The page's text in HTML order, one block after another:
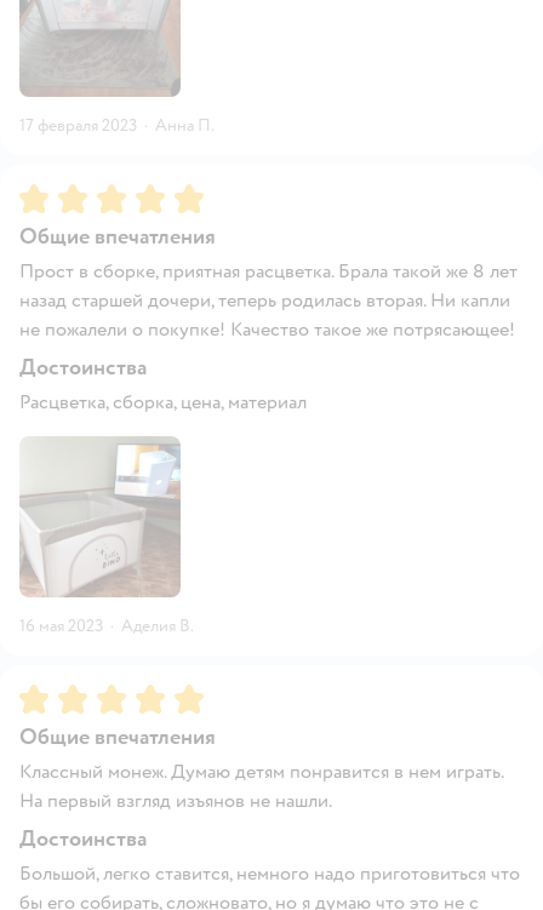
17 февраля 2023 · Анна П.
Рейтинг:5
Общие впечатления
Прост в сборке, приятная расцветка. Брала такой же 8 лет
назад старшей дочери, теперь родилась вторая. Ни капли
не пожалели о покупке! Качество такое же потрясающее!
Достоинства
Расцветка, сборка, цена, материал
16 мая 2023 · Аделия В.
Рейтинг:5
Общие впечатления
Классный монеж. Думаю детям понравится в нем играть.
На первый взгляд изъянов не нашли.
Достоинства
Большой, легко ставится, немного надо приготовиться что
бы его собирать, сложновато, но я думаю что это не с